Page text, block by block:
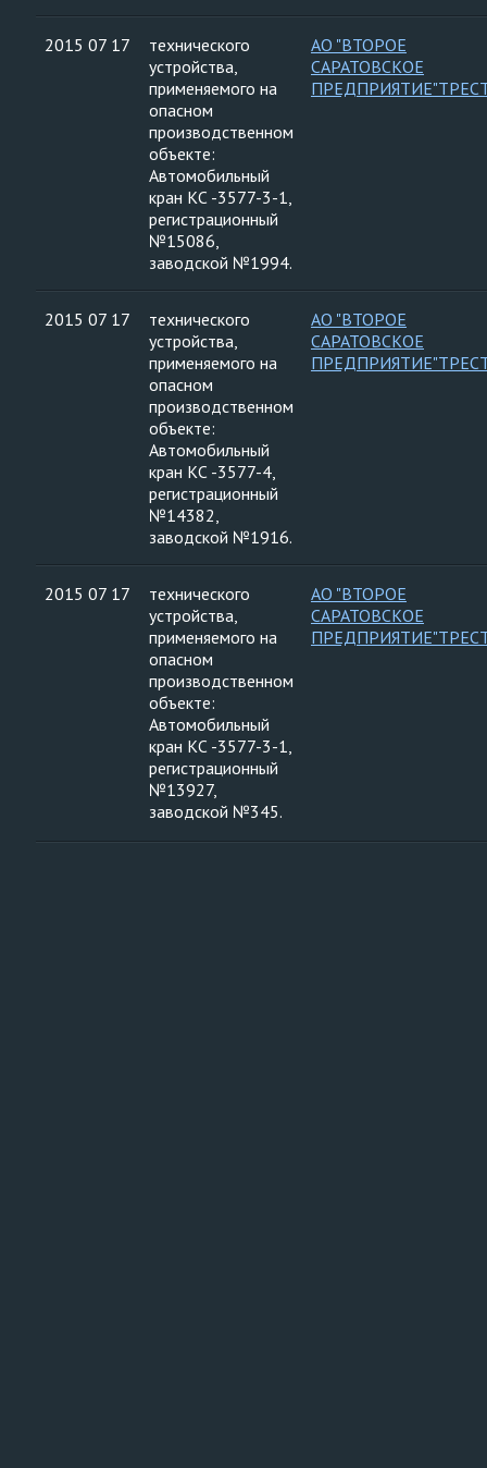
2015 07 17
технического
устройства,
применяемого на
опасном
производственном
объекте:
Автомобильный
кран КС -3577-3-1,
регистрационный
№15086,
заводской №1994.
АО "ВТОРОЕ
САРАТОВСКОЕ
2015 07 17
технического
устройства,
применяемого на
опасном
производственном
объекте:
Автомобильный
кран КС -3577-4,
регистрационный
№14382,
заводской №1916.
АО "ВТОРОЕ
САРАТОВСКОЕ
2015 07 17
технического
устройства,
применяемого на
опасном
производственном
объекте:
Автомобильный
кран КС -3577-3-1,
регистрационный
№13927,
заводской №345.
АО "ВТОРОЕ
САРАТОВСКОЕ